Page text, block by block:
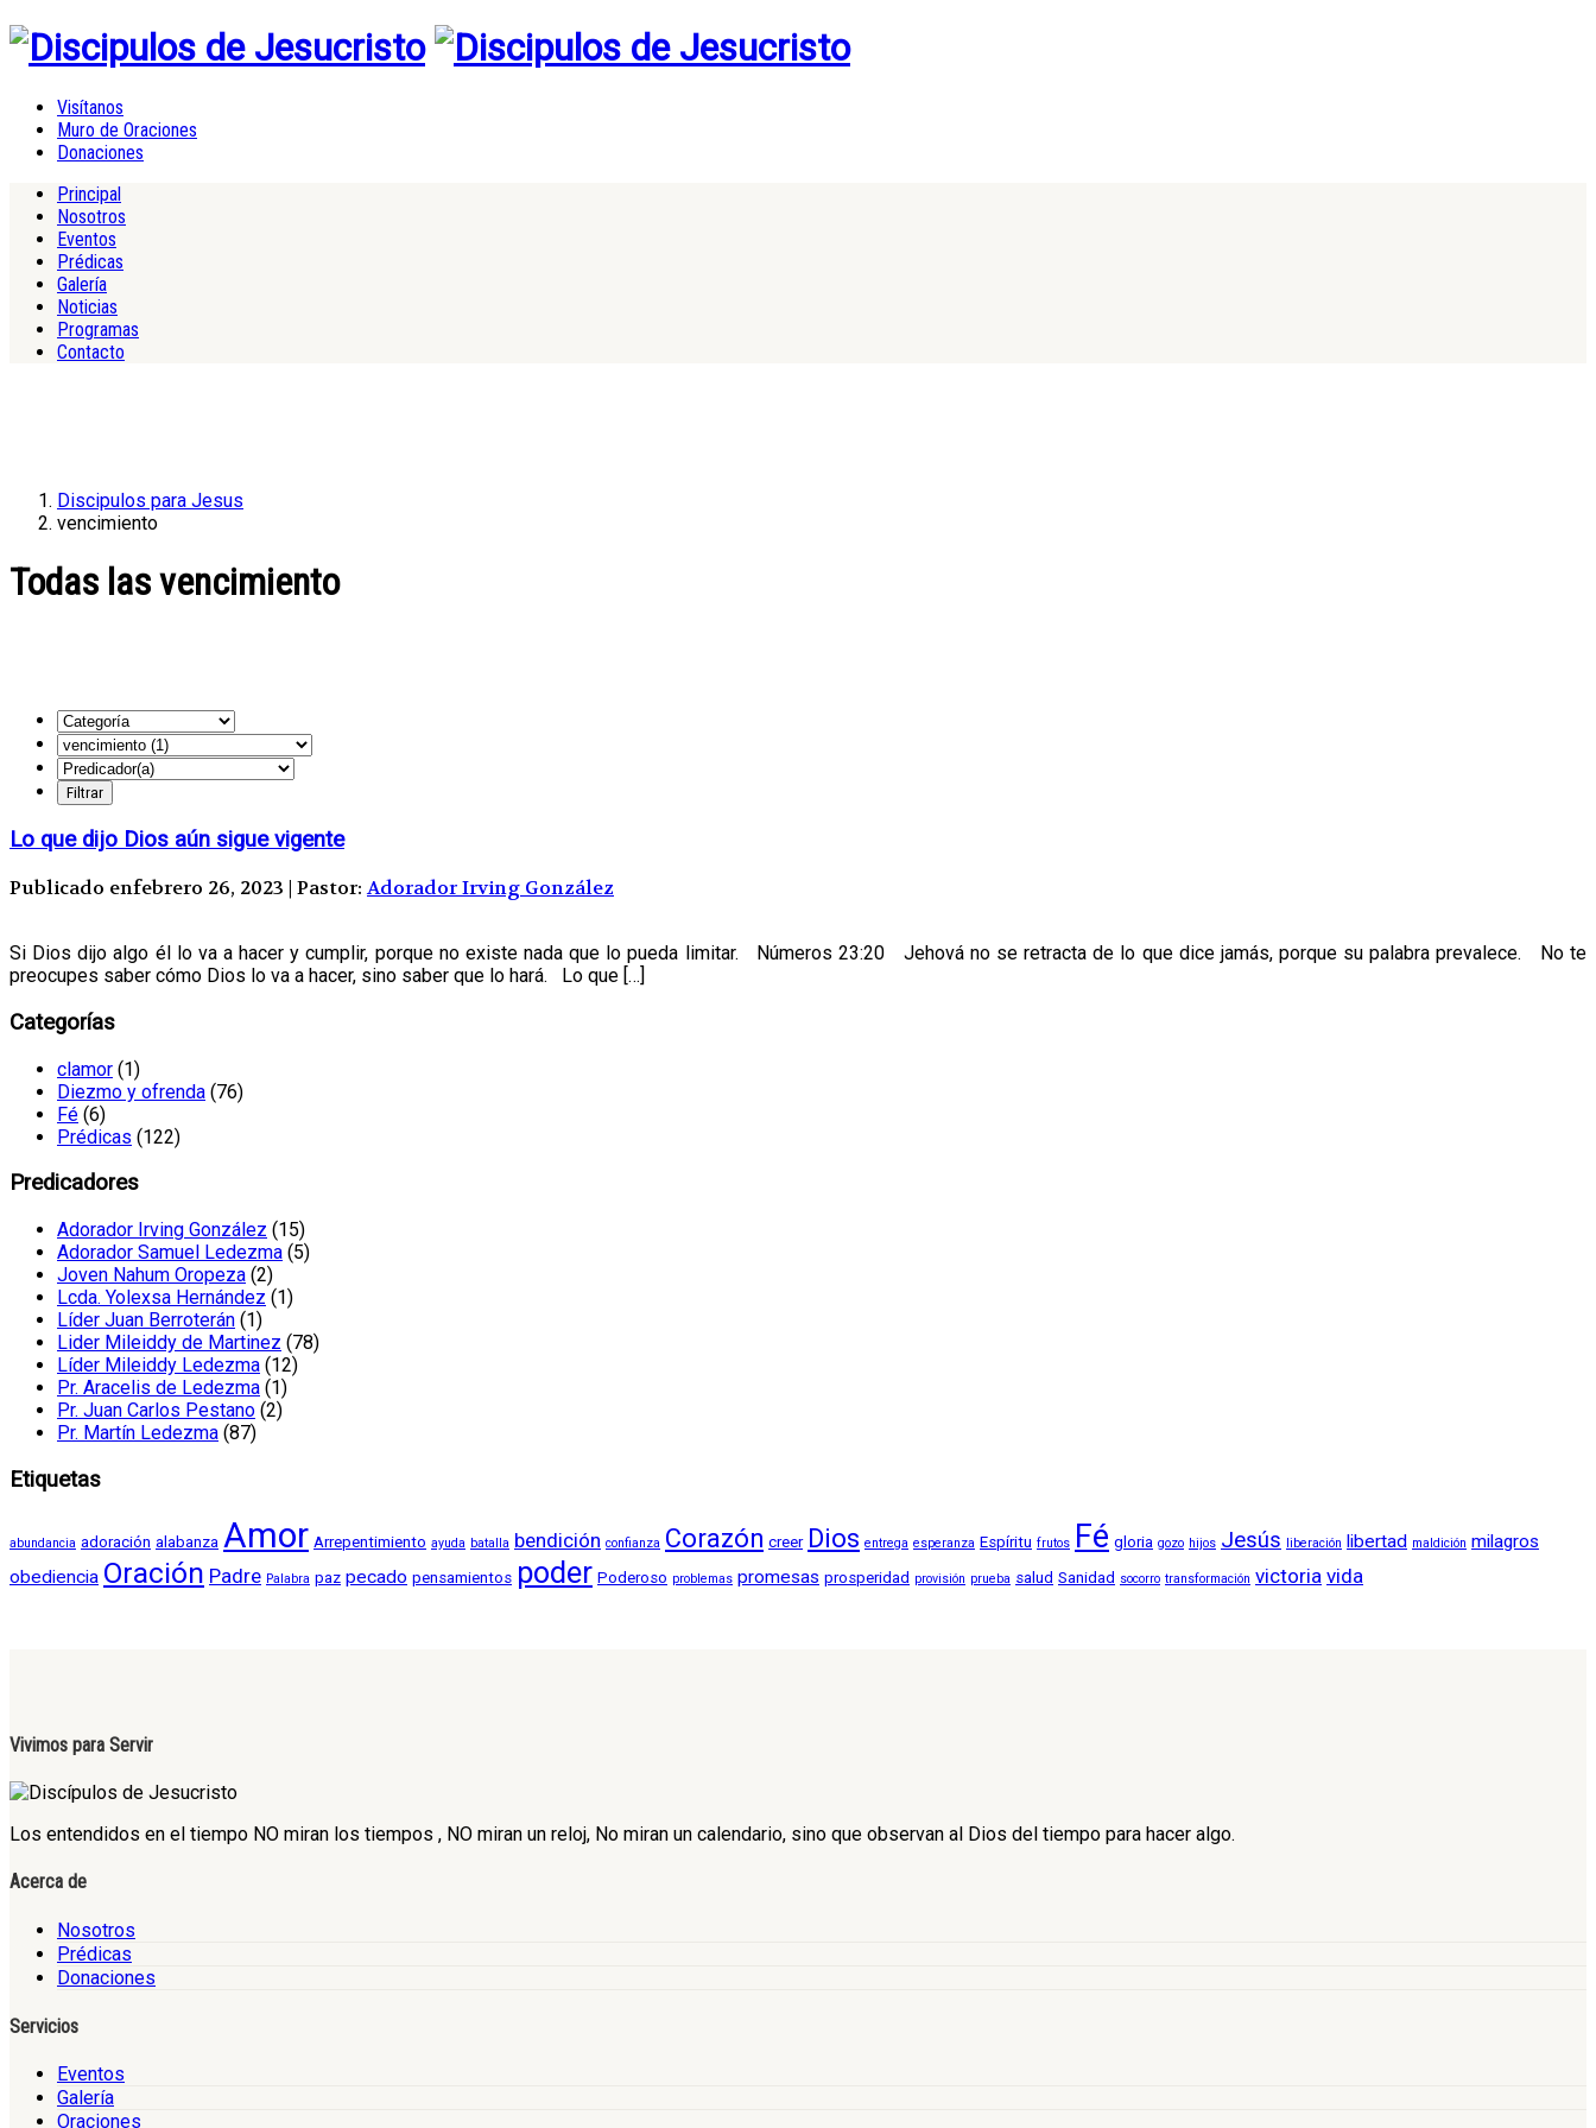
Visítanos
Muro de Oraciones
Donaciones
Principal
Nosotros
Eventos
Prédicas
Galería
Noticias
Programas
Contacto
Discipulos para Jesus
vencimiento
Todas las vencimiento
Lo que dijo Dios aún sigue vigente
Publicado enfebrero 26, 2023 | Pastor:Adorador Irving González
Si Dios dijo algo él lo va a hacer y cumplir, porque no existe nada que lo pueda limitar. Números 23:20 Jehová no se retracta de lo que dice jamás, porque su palabra prevalece. No te
preocupes saber cómo Dios lo va a hacer, sino saber que lo hará. Lo que […]
Categorías
clamor (1)
Diezmo y ofrenda (76)
Fé (6)
Prédicas (122)
Predicadores
Adorador Irving González (15)
Adorador Samuel Ledezma (5)
Joven Nahum Oropeza (2)
Lcda. Yolexsa Hernández (1)
Líder Juan Berroterán (1)
Lider Mileiddy de Martinez (78)
Líder Mileiddy Ledezma (12)
Pr. Aracelis de Ledezma (1)
Pr. Juan Carlos Pestano (2)
Pr. Martín Ledezma (87)
Etiquetas
abundancia adoración alabanza Amor Arrepentimiento ayuda batalla bendición confianza Corazón creer Dios entrega esperanza Espíritu frutos Fé gloria gozo hijos Jesús liberación libertad maldición milagros
obediencia Oración Padre Palabra paz pecado pensamientos poder Poderoso problemas promesas prosperidad provisión prueba salud Sanidad socorro transformación victoria vida
Vivimos para Servir
Los entendidos en el tiempo NO miran los tiempos , NO miran un reloj, No miran un calendario, sino que observan al Dios del tiempo para hacer algo.
Acerca de
Nosotros
Prédicas
Donaciones
Servicios
Eventos
Galería
Oraciones